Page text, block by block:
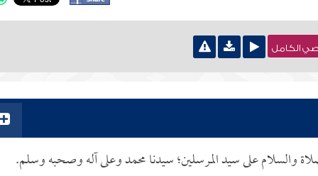
الكامل
والسلام على سيد المرسلين؛ سيدنا محمد وعلى آله وصحبه وسلم.